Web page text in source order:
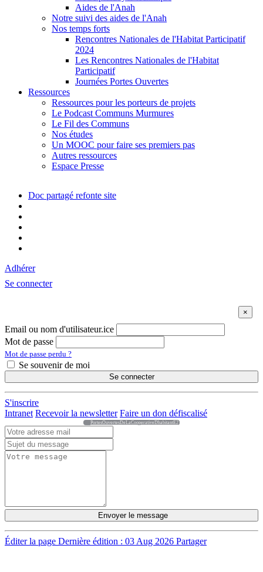
Aides de l'Anah
Notre suivi des aides de l'Anah
Nos temps forts
Rencontres Nationales de l'Habitat Participatif
2024
Les Rencontres Nationales de l'Habitat
Participatif
Journées Portes Ouvertes
Ressources
Ressources pour les porteurs de projets
Le Podcast Communs Murmures
Le Fil des Communs
Nos études
Un MOOC pour faire ses premiers pas
Autres ressources
Espace Presse
Doc partagé refonte site
Adhérer
Se connecter
Email ou nom d'utilisateur.ice
Mot de passe
Mot de passe perdu ?
Se souvenir de moi
Se connecter
S'inscrire
Intranet Recevoir la newsletter Faire un don défiscalisé
PortesOuvertesDeLaCooperativeDhabitantE2
Envoyer le message
Éditer la page Dernière édition : 03 Aug 2026 Partager